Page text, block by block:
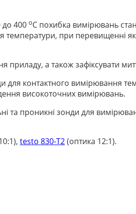
до 400 оС похибка вимірювань
при перевищенні
приладу, а також зафіксувати
для контактного вимірювання
високоточних вимірювань.
та проникні зонди для
testo 830-Т2(оптика 12:1).